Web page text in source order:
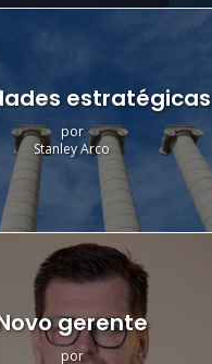
estratégicas
por
Stanley Arco
gerente
por